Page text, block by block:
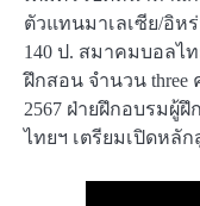
ตัวแทนมาเลเซีย/อิห
140 ป. สมาคมบอลไ
ฝึกสอน จำนวน three
2567 ฝ่ายฝึกอบรมผู้
ไทยฯ เตรียมเปิดหลัก